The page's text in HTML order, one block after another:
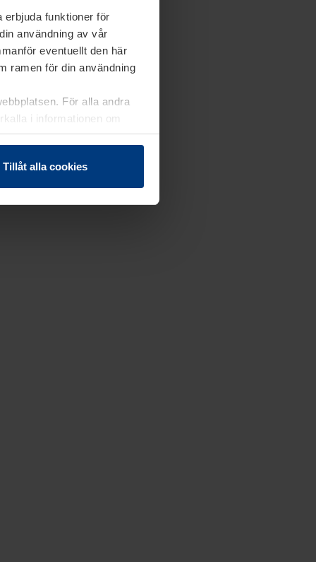
erbjuda funktioner för
användning av vår
eventuellt den här
ramen för din användning
För alla andra
i informationen om
Tillåt alla cookies